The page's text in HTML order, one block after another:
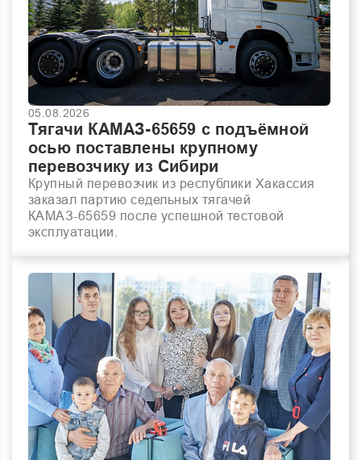
05.08.2026
Тягачи КАМАЗ-65659 с подъёмной
осью поставлены крупному
перевозчику из Сибири
Крупный перевозчик из республики Хакассия
заказал партию седельных тягачей
КАМАЗ-65659 после успешной тестовой
эксплуатации.